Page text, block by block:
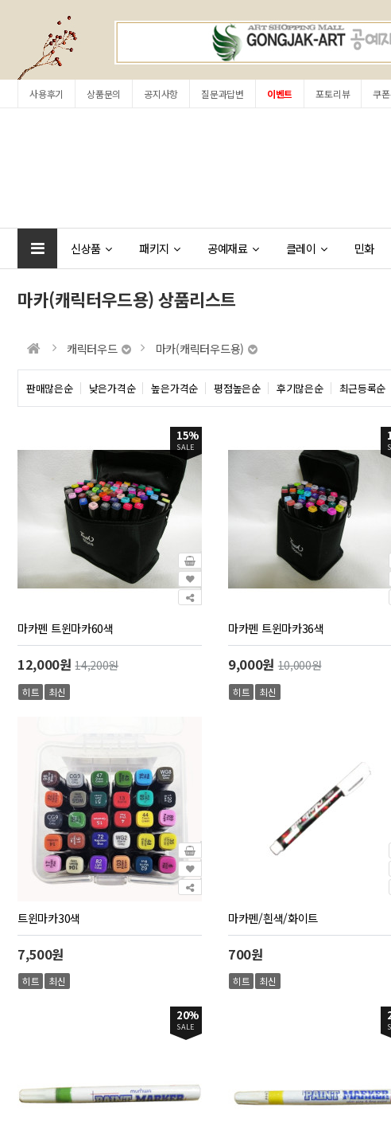
사용후기 상품문의 공지사항 질문과답변 이벤트 포토리뷰 쿠
신상품 패키지 공예재료 클레이 민화
마카(캐릭터우드용) 상품리스트
캐릭터우드 마카(캐릭터우드용)
판매많은순 낮은가격순 높은가격순 평점높은순 후기많은순 최근등록순
15%
SALE
마카펜 트윈마카60색
12,000원14,200원
히트 최신
마카펜 트윈마카36색
9,000원10,000원
히트 최신
트윈마카30색
7,500원
히트 최신
마카펜/흰색/화이트
700원
히트 최신
20%
SALE